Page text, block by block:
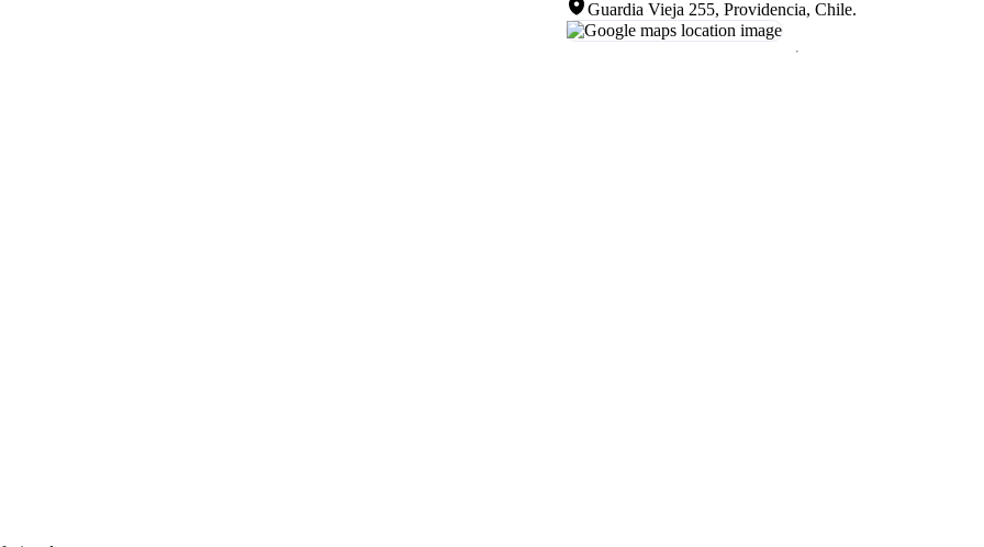
Guardia Vieja 255, Providencia, Chile.